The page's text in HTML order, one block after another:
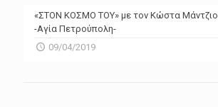
«ΣΤΟΝ ΚΟΣΜΟ ΤΟΥ» με τον Κώστα Μάντζιο
-Αγία Πετρούπολη-
09/04/2019